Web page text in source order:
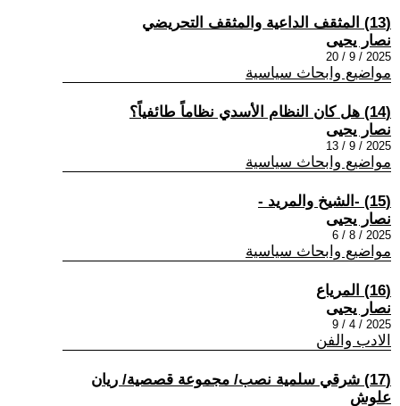
(13) المثقف الداعية والمثقف التحريضي
نصار يحيى
2025 / 9 / 20
مواضيع وابحاث سياسية
(14) هل كان النظام الأسدي نظاماً طائفياً؟
نصار يحيى
2025 / 9 / 13
مواضيع وابحاث سياسية
(15) -الشيخ والمريد -
نصار يحيى
2025 / 8 / 6
مواضيع وابحاث سياسية
(16) المرياع
نصار يحيى
2025 / 4 / 9
الادب والفن
(17) شرقي سلمية نصب/ مجموعة قصصية/ ريان
علوش